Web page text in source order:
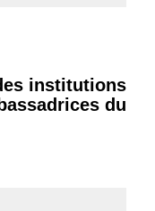
institutions
du